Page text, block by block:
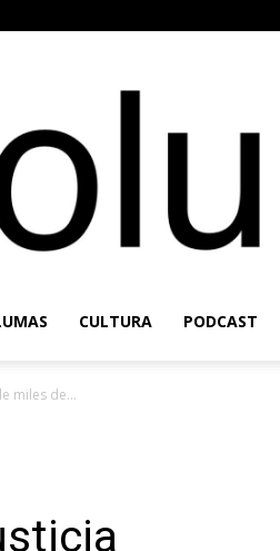
CULTURA PODCAST
miles de...